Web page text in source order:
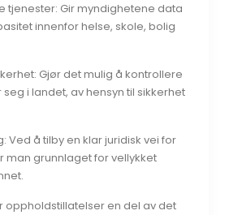
tjenester: Gir myndighetene data
innenfor helse, skole, bolig
Gjør det mulig å kontrollere
i landet, av hensyn til sikkerhet
Ved å tilby en klar juridisk vei for
man grunnlaget for vellykket
oppholdstillatelser en del av det